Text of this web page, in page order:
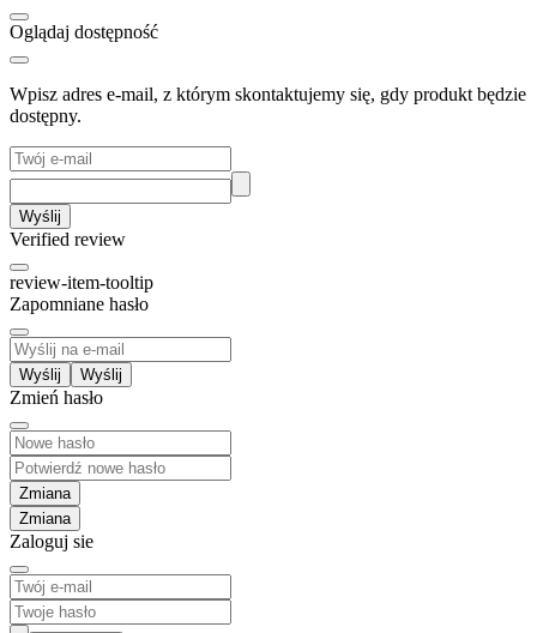
Oglądaj dostępność
Wpisz adres e-mail, z którym skontaktujemy się, gdy produkt będzie
dostępny.
Wyślij
Verified review
review-item-tooltip
Zapomniane hasło
Wyślij
Zmień hasło
Zmiana
Zaloguj sie